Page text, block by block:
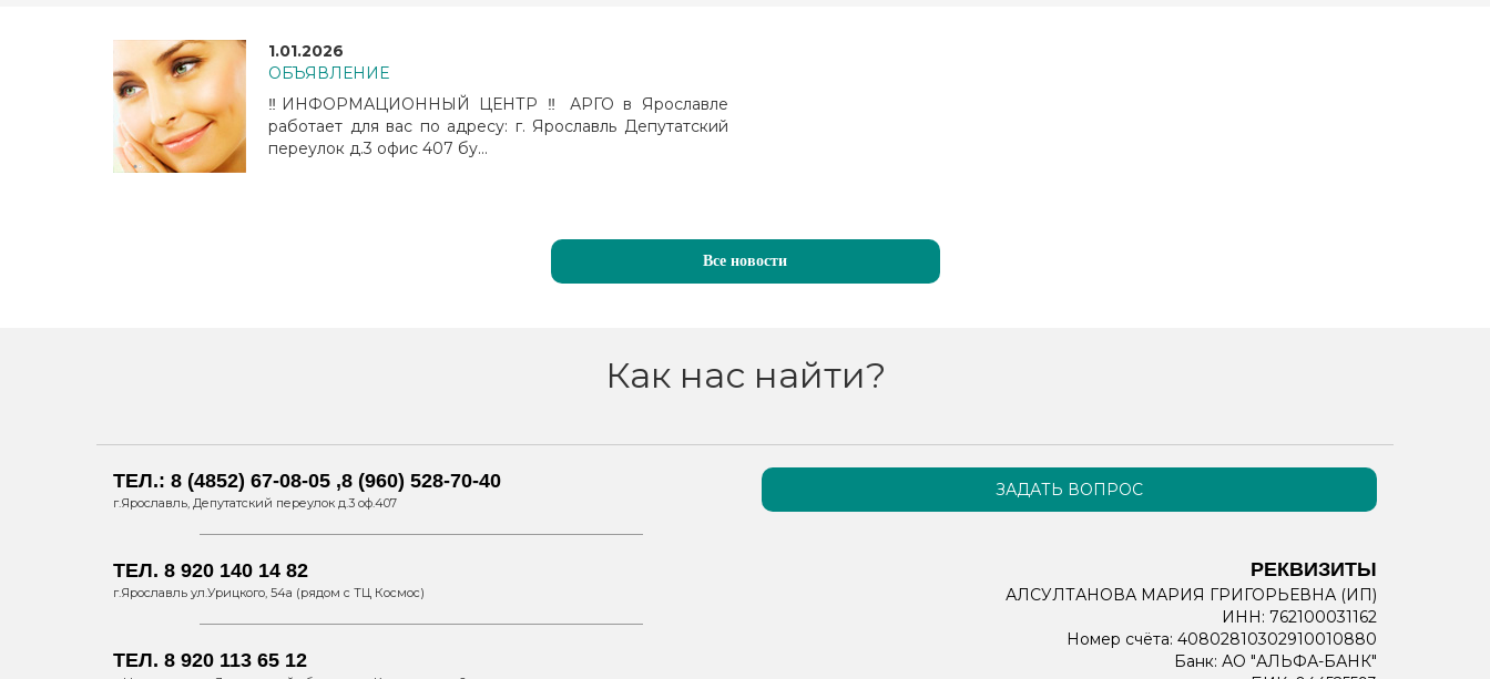
1.01.2026
ОБЪЯВЛЕНИЕ
‼️ИНФОРМАЦИОННЫЙ ЦЕНТР ‼️ АРГО в Ярославле
работает для вас по адресу: г. Ярославль Депутатский
переулок д.3 офис 407 бу...
Все новости
Как нас найти?
ТЕЛ.: 8 (4852) 67-08-05 ,8 (960) 528-70-40
г.Ярославль, Депутатский переулок д.3 оф.407
ТЕЛ. 8 920 140 14 82
г.Ярославль ул.Урицкого, 54а (рядом с ТЦ Космос)
ТЕЛ. 8 920 113 65 12
ЗАДАТЬ ВОПРОС
РЕКВИЗИТЫ
АЛСУЛТАНОВА МАРИЯ ГРИГОРЬЕВНА (ИП)
ИНН: 762100031162
Номер счёта: 40802810302910010880
Банк: АО "АЛЬФА-БАНК"